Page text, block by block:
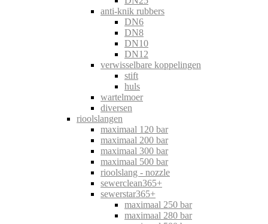
anti-knik rubbers
DN6
DN8
DN10
DN12
verwisselbare koppelingen
stift
huls
wartelmoer
diversen
rioolslangen
maximaal 120 bar
maximaal 200 bar
maximaal 300 bar
maximaal 500 bar
rioolslang - nozzle
sewerclean365+
sewerstar365+
maximaal 250 bar
maximaal 280 bar